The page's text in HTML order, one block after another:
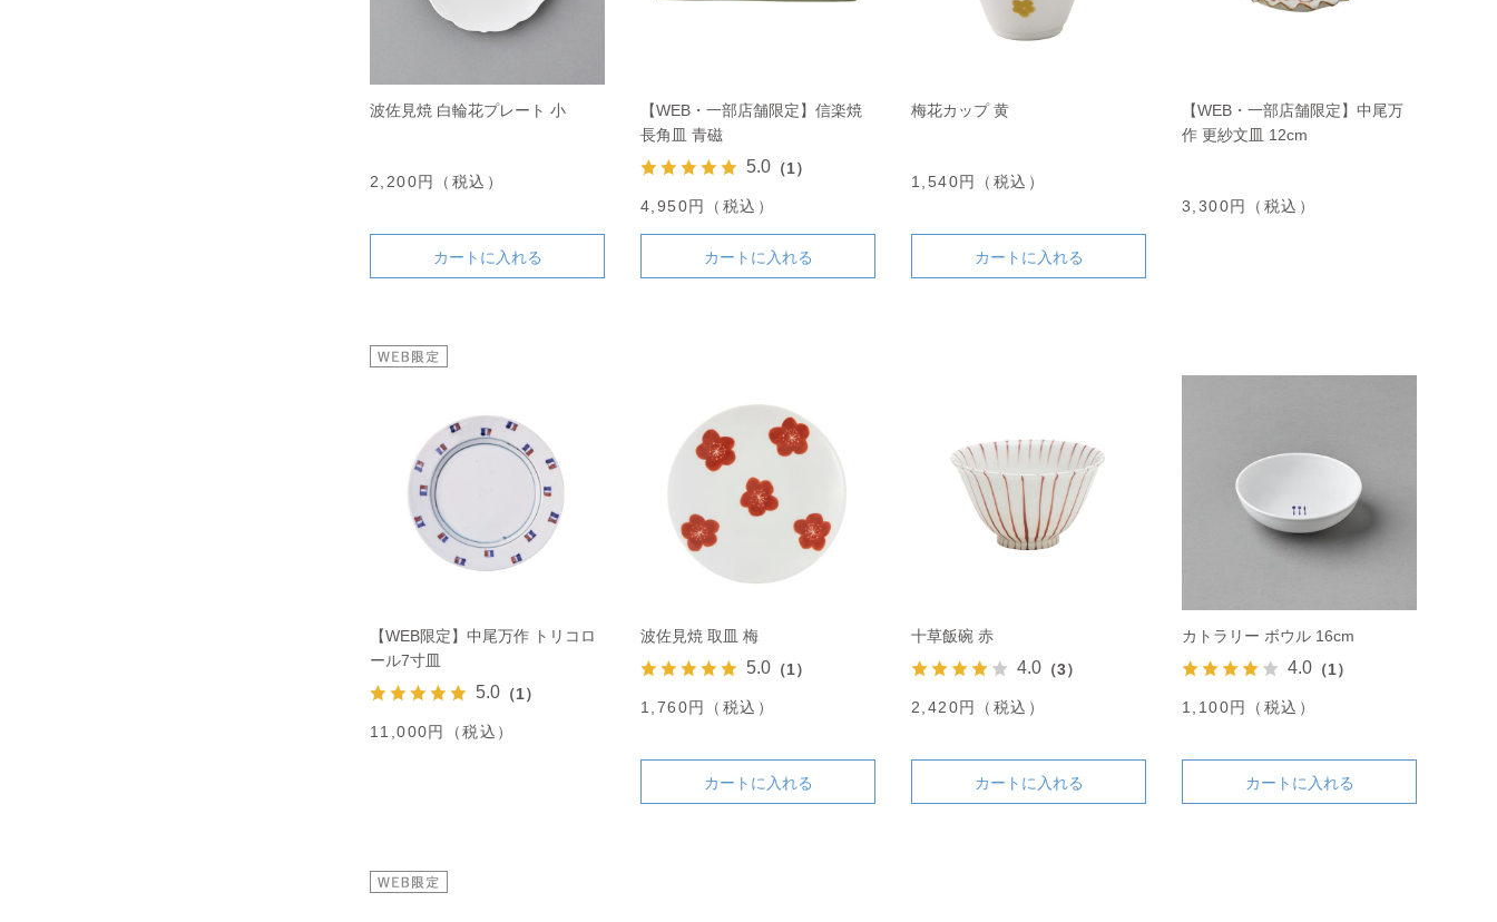
波佐見焼 白輪花プレート 小
2,200円（税込）
カートに入れる
【WEB・一部店舗限定】信楽焼
長角皿 青磁
5.0 （1）
4,950円（税込）
カートに入れる
梅花カップ 黄
1,540円（税込）
カートに入れる
【WEB・一部店舗限定】中尾万
作 更紗文皿 12cm
3,300円（税込）
【WEB限定】中尾万作 トリコロ
ール7寸皿
5.0 （1）
11,000円（税込）
波佐見焼 取皿 梅
5.0 （1）
1,760円（税込）
カートに入れる
十草飯碗 赤
4.0 （3）
2,420円（税込）
カートに入れる
カトラリー ボウル 16cm
4.0 （1）
1,100円（税込）
カートに入れる